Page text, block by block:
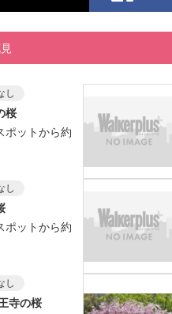
し
桜
ポットから約
し
ポットから約
し
寺の桜